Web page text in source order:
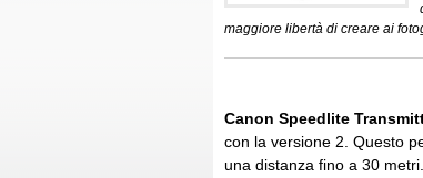
maggiore libertà di creare ai
Canon Speedlite
con la versione 2. Questo
una distanza fino a 30